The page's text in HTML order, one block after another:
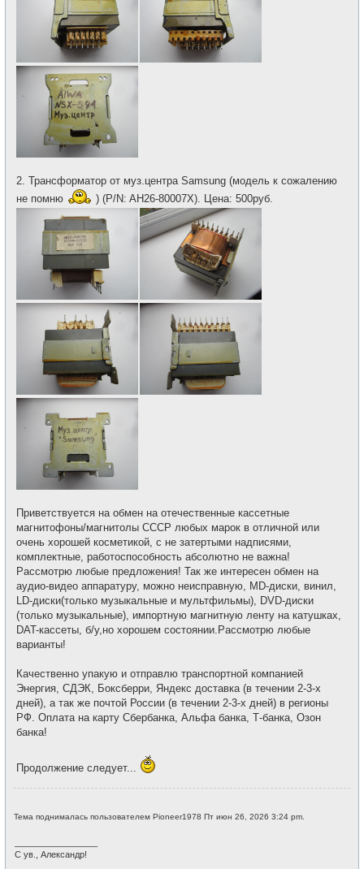
2. Трансформатор от муз.центра Samsung (модель к сожалению
не помню
) (P/N: AH26-80007X). Цена: 500руб.
Приветствуется на обмен на отечественные кассетные
магнитофоны/магнитолы СССР любых марок в отличной или
очень хорошей косметикой, с не затертыми надписями,
комплектные, работоспособность абсолютно не важна!
Рассмотрю любые предложения! Так же интересен обмен на
аудио-видео аппаратуру, можно неисправную, MD-диски, винил,
LD-диски(только музыкальные и мультфильмы), DVD-диски
(только музыкальные), импортную магнитную ленту на катушках,
DAT-кассеты, б/у,но хорошем состоянии.Рассмотрю любые
варианты!
Качественно упакую и отправлю транспортной компанией
Энергия, СДЭК, Боксберри, Яндекс доставка (в течении 2-3-х
дней), а так же почтой России (в течении 2-3-х дней) в регионы
РФ. Оплата на карту Сбербанка, Альфа банка, Т-банка, Озон
банка!
Продолжение следует...
Тема поднималась пользователем Pioneer1978 Пт июн 26, 2026 3:24 pm.
С ув., Александр!